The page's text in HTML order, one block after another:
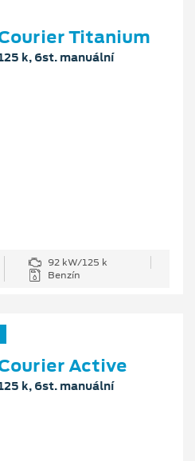
Titanium
k, 6st. manuální
92 kW/125 k
Benzín
Active
k, 6st. manuální